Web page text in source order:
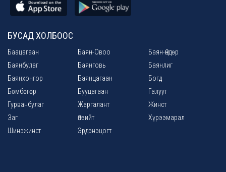
БУСАД ХОЛБООС
Баацагаан Баян-Овоо
Баян-Өндөр
Баянбулаг
Баянговь
Баянлиг
Баянхонгор
Баянцагаан
Богд
Бөмбөгөр
Бууцагаан
Галуут
Гурванбулаг
Жаргалант
Жинст
Заг
Өлзийт
Хүрээмарал
Шинэжинст
Эрдэнэцогт